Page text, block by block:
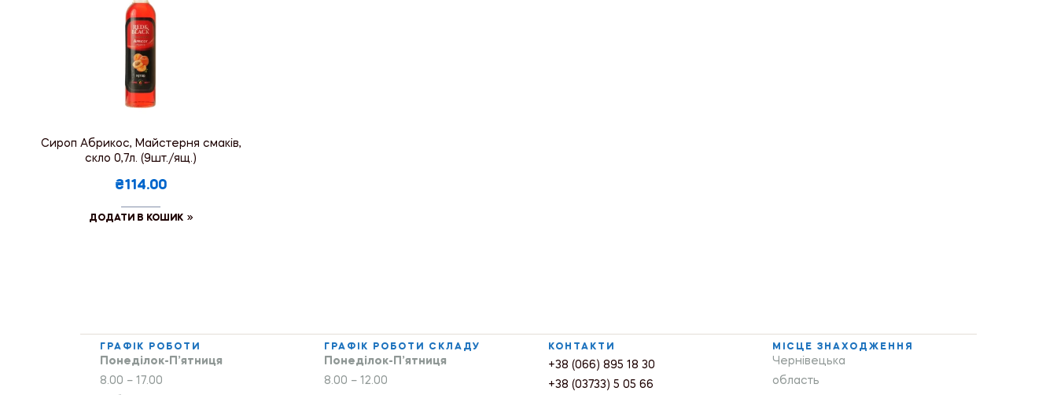
Сироп Абрикос, Майстерня смаків,
скло 0,7л. (9шт./ящ.)
₴114.00
ДОДАТИ В КОШИК
ГРАФІК РОБОТИ
Понеділок-П’ятниця
8.00 – 17.00
ГРАФІК РОБОТИ СКЛАДУ
Понеділок-П’ятниця
8.00 – 12.00
КОНТАКТИ
+38 (066) 895 18 30
+38 (03733) 5 05 66
МІСЦЕ ЗНАХОДЖЕННЯ
Чернівецька
область